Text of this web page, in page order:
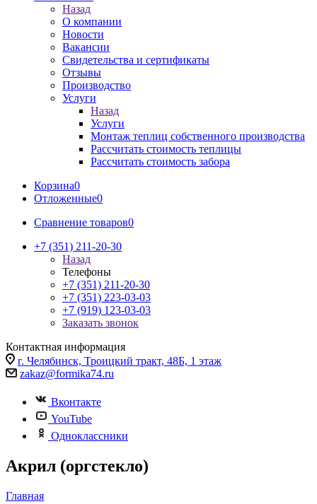
Назад
О компании
Новости
Вакансии
Свидетельства и сертификаты
Отзывы
Производство
Услуги
Назад
Услуги
Монтаж теплиц собственного производства
Рассчитать стоимость теплицы
Рассчитать стоимость забора
Корзина0
Отложенные0
Сравнение товаров0
+7 (351) 211-20-30
Назад
Телефоны
+7 (351) 211-20-30
+7 (351) 223-03-03
+7 (919) 123-03-03
Заказать звонок
Контактная информация
г. Челябинск, Троицкий тракт, 48Б, 1 этаж
zakaz@formika74.ru
Вконтакте
YouTube
Одноклассники
Акрил (оргстекло)
Главная